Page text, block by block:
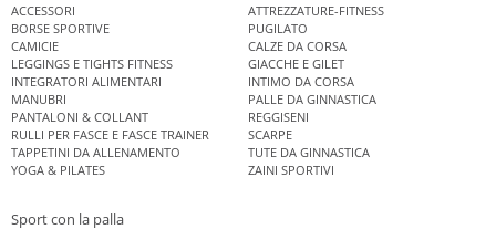
ACCESSORI
ATTREZZATURE-FITNESS
BORSE SPORTIVE
PUGILATO
CAMICIE
CALZE DA CORSA
LEGGINGS E TIGHTS FITNESS
GIACCHE E GILET
INTEGRATORI ALIMENTARI
INTIMO DA CORSA
MANUBRI
PALLE DA GINNASTICA
PANTALONI & COLLANT
REGGISENI
RULLI PER FASCE E FASCE TRAINER
SCARPE
TAPPETINI DA ALLENAMENTO
TUTE DA GINNASTICA
YOGA & PILATES
ZAINI SPORTIVI
Sport con la palla